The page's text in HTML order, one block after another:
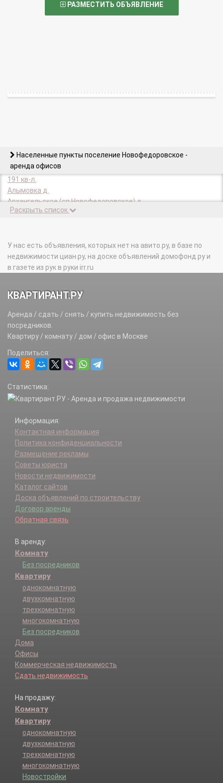
РАЗМЕСТИТЬ ОБЪЯВЛЕНИЕ
Населенные пункты поселение Новофедоровское -
аренда офисов
191 кв-л.
Алымовка д.
Архангельское (сп Новофедоровское) д.
Белоусово д.
Зверево д.
Зосимова Пустынь п.
Игнатово д.
Круги п.
Кузнецово д.
Кузнецовский п.
Лукино д.
Малеевка д.
Новиково д.
Ожигово д.
Рассудово п.
Рассудово д.
Руднево д.
Талызина х.
Тимуровец ДГ п.
Федоровское д.
Хмырово д.
Хутора Гуляевы х.
Юрьево д.
Яковлевское д.
Раскрыть список
У нас есть объявления, которых нет на авито.ру, в базе по
недвижимости циан.ру, на доске объявлений домофонд.ру и
в газете из рук в руки irr.ru
КВАРТИРАНТ.РУ
Аренда / сдать / снять / купить недвижимость без
посредников.
Квартиру / комнату / дом / офис в Москве
Поделиться:
Статистика:
Информация:
Контактная информация
Политика конфиденциальности
Размещение рекламы
Советы юриста
Новости недвижимости
Каталог сайтов
Доска объявлений по строительству
Договор аренды
Обратная связь
В аренду:
Комнату
Без посредников
Квартиру
однокомнатную
двухкомнатную
трехкомнатную
многокомнатную
Без посредников
Дома
Офисы
Коммерческая недвижимость
Сдать недвижимость
На продажу:
Комнату
Квартиру
однокомнатную
двухкомнатную
трехкомнатную
многокомнатную
Новостройки